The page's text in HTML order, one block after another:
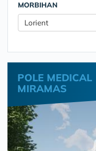
MORBIHAN
Lorient
POLE MEDICAL
MIRAMAS